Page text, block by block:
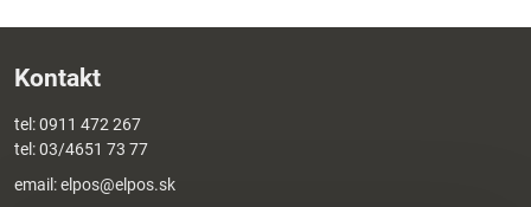
Kontakt
tel:0911 472 267
tel:03/4651 73 77
email:elpos@elpos.sk